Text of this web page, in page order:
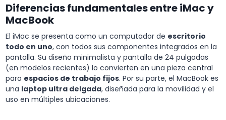
Diferencias fundamentales entre iMac y
MacBook
El iMac se presenta como un computador de escritorio
todo en uno, con todos sus componentes integrados en la
pantalla. Su diseño minimalista y pantalla de 24 pulgadas
(en modelos recientes) lo convierten en una pieza central
para espacios de trabajo fijos. Por su parte, el MacBook es
una laptop ultra delgada, diseñada para la movilidad y el
uso en múltiples ubicaciones.